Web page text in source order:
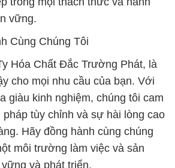
vững.
Cùng Chúng Tôi
Hóa Chất Đắc Trường Phát, là
cho mọi nhu cầu của bạn. Với
giàu kinh nghiệm, chúng tôi cam
pháp tùy chỉnh và sự hài lòng cao
Hãy đồng hành cùng chúng
môi trường làm việc và sản
và phát triển.